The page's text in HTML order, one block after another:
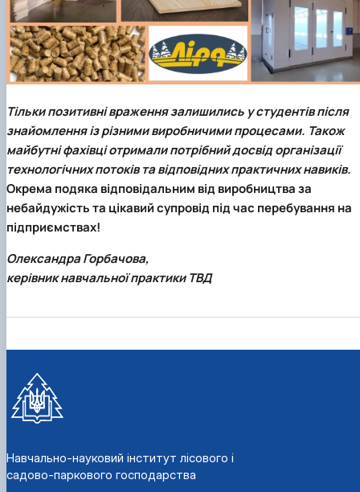
Тільки позитивні враження залишились у студентів після
знайомлення із різними виробничими процесами. Також
майбутні фахівці отримали потрібний досвід організації
технологічних потоків та відповідних практичних навиків.
Окрема подяка відповідальним від виробництва за
небайдужість та цікавий супровід під час перебування на
підприємствах!
Олександра Горбачова,
керівник навчальної практики ТВД
Навчально-науковий інститут лісового і
садово-паркового господарства